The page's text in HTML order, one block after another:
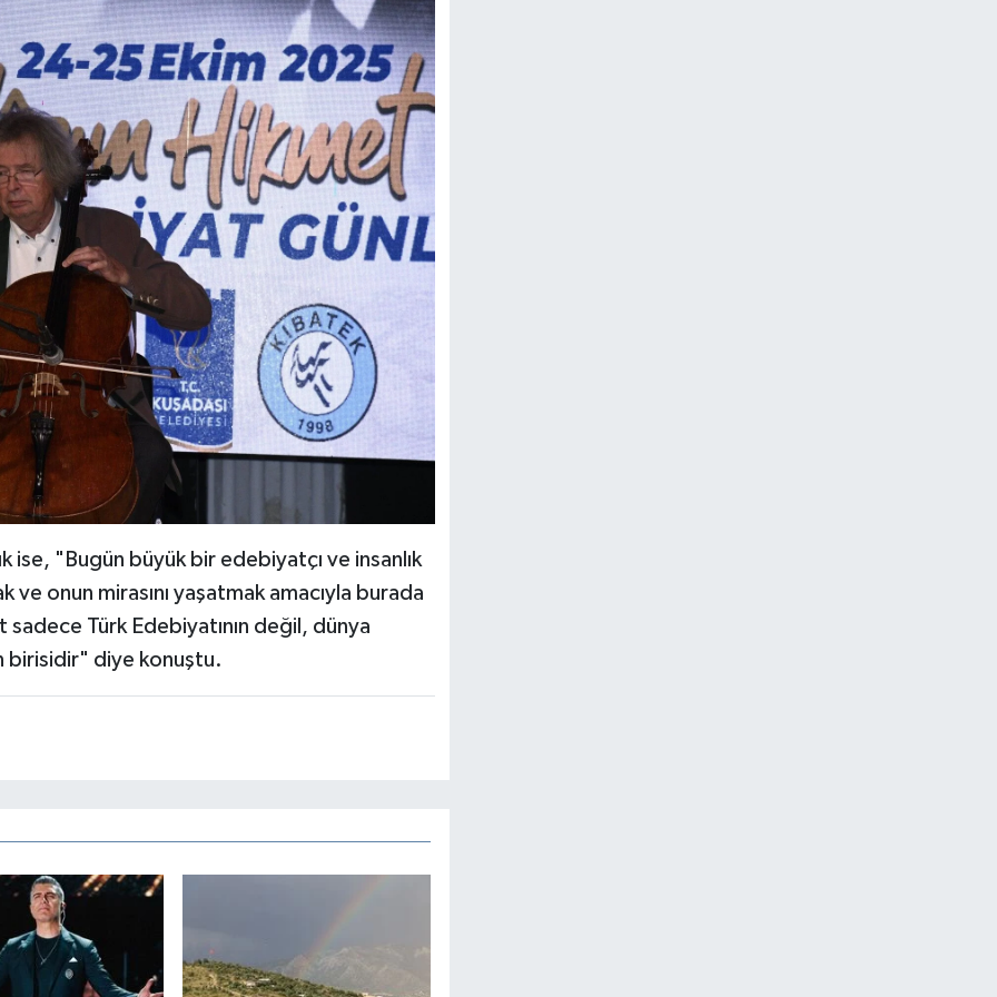
ise, "Bugün büyük bir edebiyatçı ve insanlık
onun mirasını yaşatmak amacıyla burada
Türk Edebiyatının değil, dünya
birisidir" diye konuştu.